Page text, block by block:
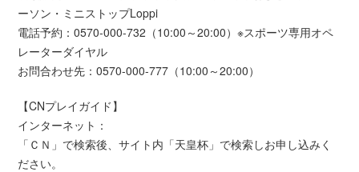
ーソン・ミニストップLoppi
電話予約：0570-000-732（10:00～20:00）※スポーツ専用オペ
レーターダイヤル
お問合わせ先：0570-000-777（10:00～20:00）
【CNプレイガイド】
インターネット：
「ＣＮ」で検索後、サイト内「天皇杯」で検索しお申し込みく
ださい。